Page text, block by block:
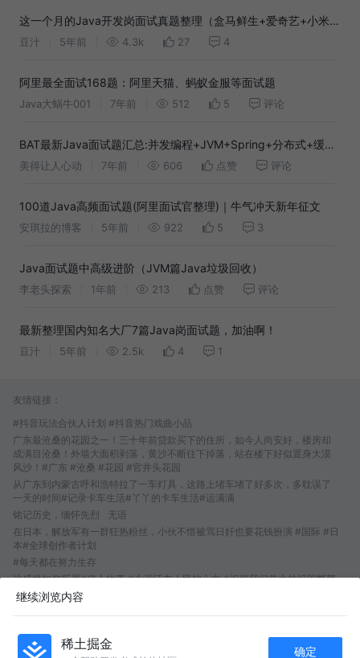
这一个月的Java开发岗面试真题整理（盒马鲜生+爱奇艺+小米
+VIPKId）
豆汁 5年前 4.3k 27 4
阿里最全面试168题：阿里天猫、蚂蚁金服等面试题
Java大蜗牛001 7年前 512 5 评论
BAT最新Java面试题汇总:并发编程+JVM+Spring+分布式+缓存
等！
美得让人心动 7年前 606 点赞 评论
100道Java高频面试题(阿里面试官整理)｜牛气冲天新年征文
安琪拉的博客 5年前 922 5 3
Java面试题中高级进阶（JVM篇Java垃圾回收）
李老头探索 1年前 213 点赞 评论
最新整理国内知名大厂7篇Java岗面试题，加油啊！
豆汁 5年前 2.5k 4 1
友情链接：
#抖音玩法合伙人计划 #抖音热门戏曲小品
广东最沧桑的花园之一！三十年前贷款买下的住所，如今人尚安好，楼房却
成满目沧桑！外墙大面积剥落，黄沙不断往下掉落，站在楼下好似置身大漠
风沙！#广东 #沧桑 #花园 #官井头花园
从广东到内蒙古呼和浩特拉了一车灯具，这路上堵车堵了好多次，多耽误了
一天的时间#记录卡车生活#丫丫的卡车生活#运满满
铭记历史，缅怀先烈
无语
在日本，解放军有一群狂热粉丝，小伙不惜被骂日奸也要花钱扮演 #国际 #日
本#全球创作者计划
#每天都在努力生存
这盛世如您所愿#伟人故事 #永远活在人民的心中 #祝福我们伟大的祖国繁荣
昌盛国泰民安
刘萧旭王格格“一对新人门口迎宾”好甜！#移巢 #刘萧旭 #王格格 #刘萧旭王格
格婚礼纪录片
继续浏览内容
稀土掘金 确定